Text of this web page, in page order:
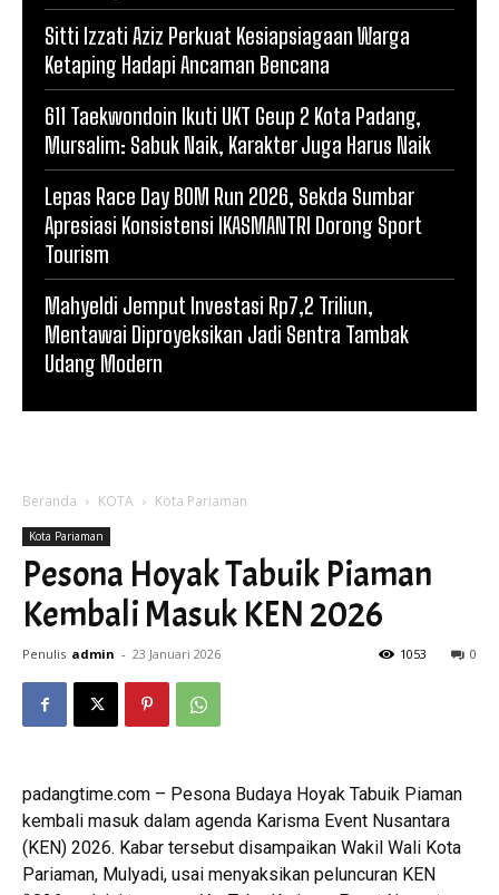
Sitti Izzati Aziz Perkuat Kesiapsiagaan Warga
Ketaping Hadapi Ancaman Bencana
611 Taekwondoin Ikuti UKT Geup 2 Kota Padang,
Mursalim: Sabuk Naik, Karakter Juga Harus Naik
Lepas Race Day BOM Run 2026, Sekda Sumbar
Apresiasi Konsistensi IKASMANTRI Dorong Sport
Tourism
Mahyeldi Jemput Investasi Rp7,2 Triliun,
Mentawai Diproyeksikan Jadi Sentra Tambak
Udang Modern